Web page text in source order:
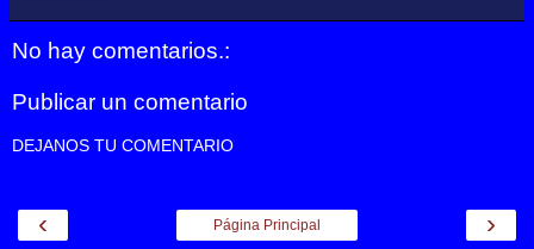
No hay comentarios.:
Publicar un comentario
DEJANOS TU COMENTARIO
‹ ›
Página Principal